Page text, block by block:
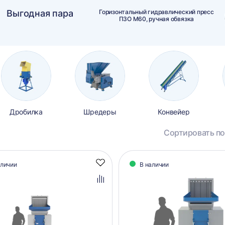
Выгодная пара
Горизонтальный гидравлический пресс
ПЗО М60, ручная обвязка
Дробилка Шредеры Конвейер
Сортировать
Добавить
в
избранное
Добавить
В наличии